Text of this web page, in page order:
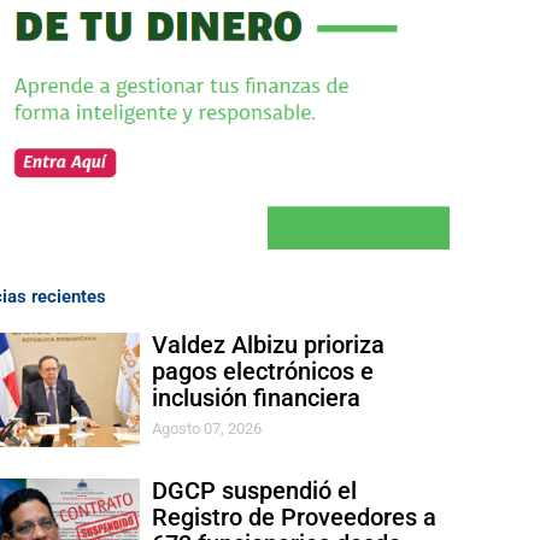
recientes
Valdez Albizu prioriza
pagos electrónicos e
inclusión financiera
Agosto 07, 2026
DGCP suspendió el
Registro de Proveedores a